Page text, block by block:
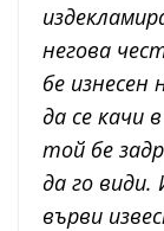
негова
бе
да се качи
той бе
да го види.
върви